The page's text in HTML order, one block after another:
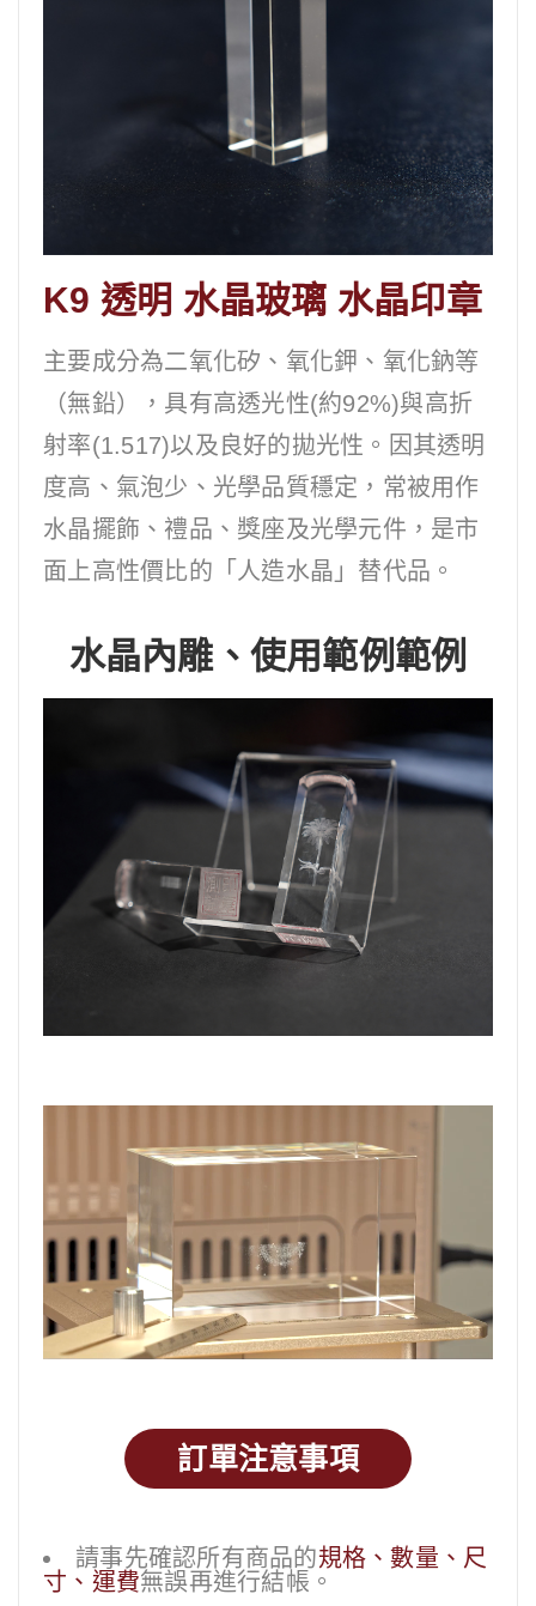
K9 透明 水晶玻璃 水晶印章
主要成分為二氧化矽、氧化鉀、氧化鈉等
（無鉛），具有高透光性(約92%)與高折
射率(1.517)以及良好的拋光性。因其透明
度高、氣泡少、光學品質穩定，常被用作
水晶擺飾、禮品、獎座及光學元件，是市
面上高性價比的「人造水晶」替代品。
水晶內雕、使用範例範例
訂單注意事項
請事先確認所有商品的規格、數量、尺
寸、運費無誤再進行結帳。